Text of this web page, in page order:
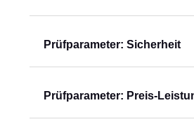
Prüfparameter: Sicherheit
Prüfparameter: Preis-